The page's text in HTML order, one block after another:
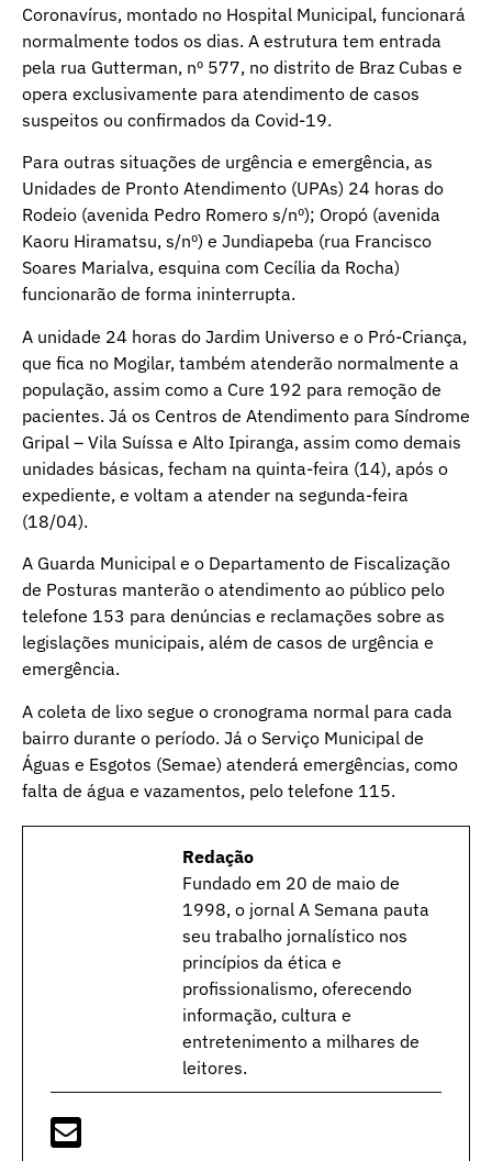
Coronavírus, montado no Hospital Municipal, funcionará
normalmente todos os dias. A estrutura tem entrada
pela rua Gutterman, nº 577, no distrito de Braz Cubas e
opera exclusivamente para atendimento de casos
suspeitos ou confirmados da Covid-19.
Para outras situações de urgência e emergência, as
Unidades de Pronto Atendimento (UPAs) 24 horas do
Rodeio (avenida Pedro Romero s/nº); Oropó (avenida
Kaoru Hiramatsu, s/nº) e Jundiapeba (rua Francisco
Soares Marialva, esquina com Cecília da Rocha)
funcionarão de forma ininterrupta.
A unidade 24 horas do Jardim Universo e o Pró-Criança,
que fica no Mogilar, também atenderão normalmente a
população, assim como a Cure 192 para remoção de
pacientes. Já os Centros de Atendimento para Síndrome
Gripal – Vila Suíssa e Alto Ipiranga, assim como demais
unidades básicas, fecham na quinta-feira (14), após o
expediente, e voltam a atender na segunda-feira
(18/04).
A Guarda Municipal e o Departamento de Fiscalização
de Posturas manterão o atendimento ao público pelo
telefone 153 para denúncias e reclamações sobre as
legislações municipais, além de casos de urgência e
emergência.
A coleta de lixo segue o cronograma normal para cada
bairro durante o período. Já o Serviço Municipal de
Águas e Esgotos (Semae) atenderá emergências, como
falta de água e vazamentos, pelo telefone 115.
Redação
Fundado em 20 de maio de
1998, o jornal A Semana pauta
seu trabalho jornalístico nos
princípios da ética e
profissionalismo, oferecendo
informação, cultura e
entretenimento a milhares de
leitores.